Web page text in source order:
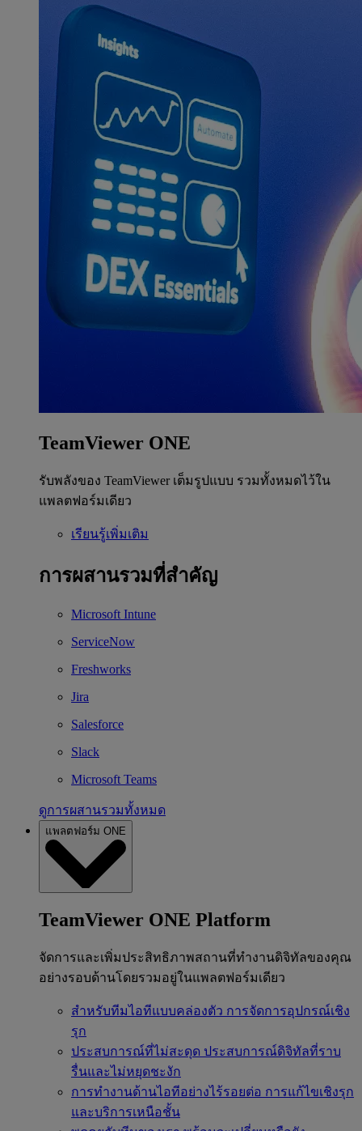
TeamViewer ONE
รับพลังของ TeamViewer เต็มรูปแบบ รวมทั้งหมดไว้ใน
แพลตฟอร์มเดียว
เรียนรู้เพิ่มเติม
การผสานรวมที่สำคัญ
Microsoft Intune
ServiceNow
Freshworks
Jira
Salesforce
Slack
Microsoft Teams
ดูการผสานรวมทั้งหมด
แพลตฟอร์ม ONE
TeamViewer ONE Platform
จัดการและเพิ่มประสิทธิภาพสถานที่ทำงานดิจิทัลของคุณ
อย่างรอบด้านโดยรวมอยู่ในแพลตฟอร์มเดียว
สำหรับทีมไอทีแบบคล่องตัว การจัดการอุปกรณ์เชิง
รุก
ประสบการณ์ที่ไม่สะดุด ประสบการณ์ดิจิทัลที่ราบ
รื่นและไม่หยุดชะงัก
การทำงานด้านไอทีอย่างไร้รอยต่อ การแก้ไขเชิงรุก
และบริการเหนือชั้น